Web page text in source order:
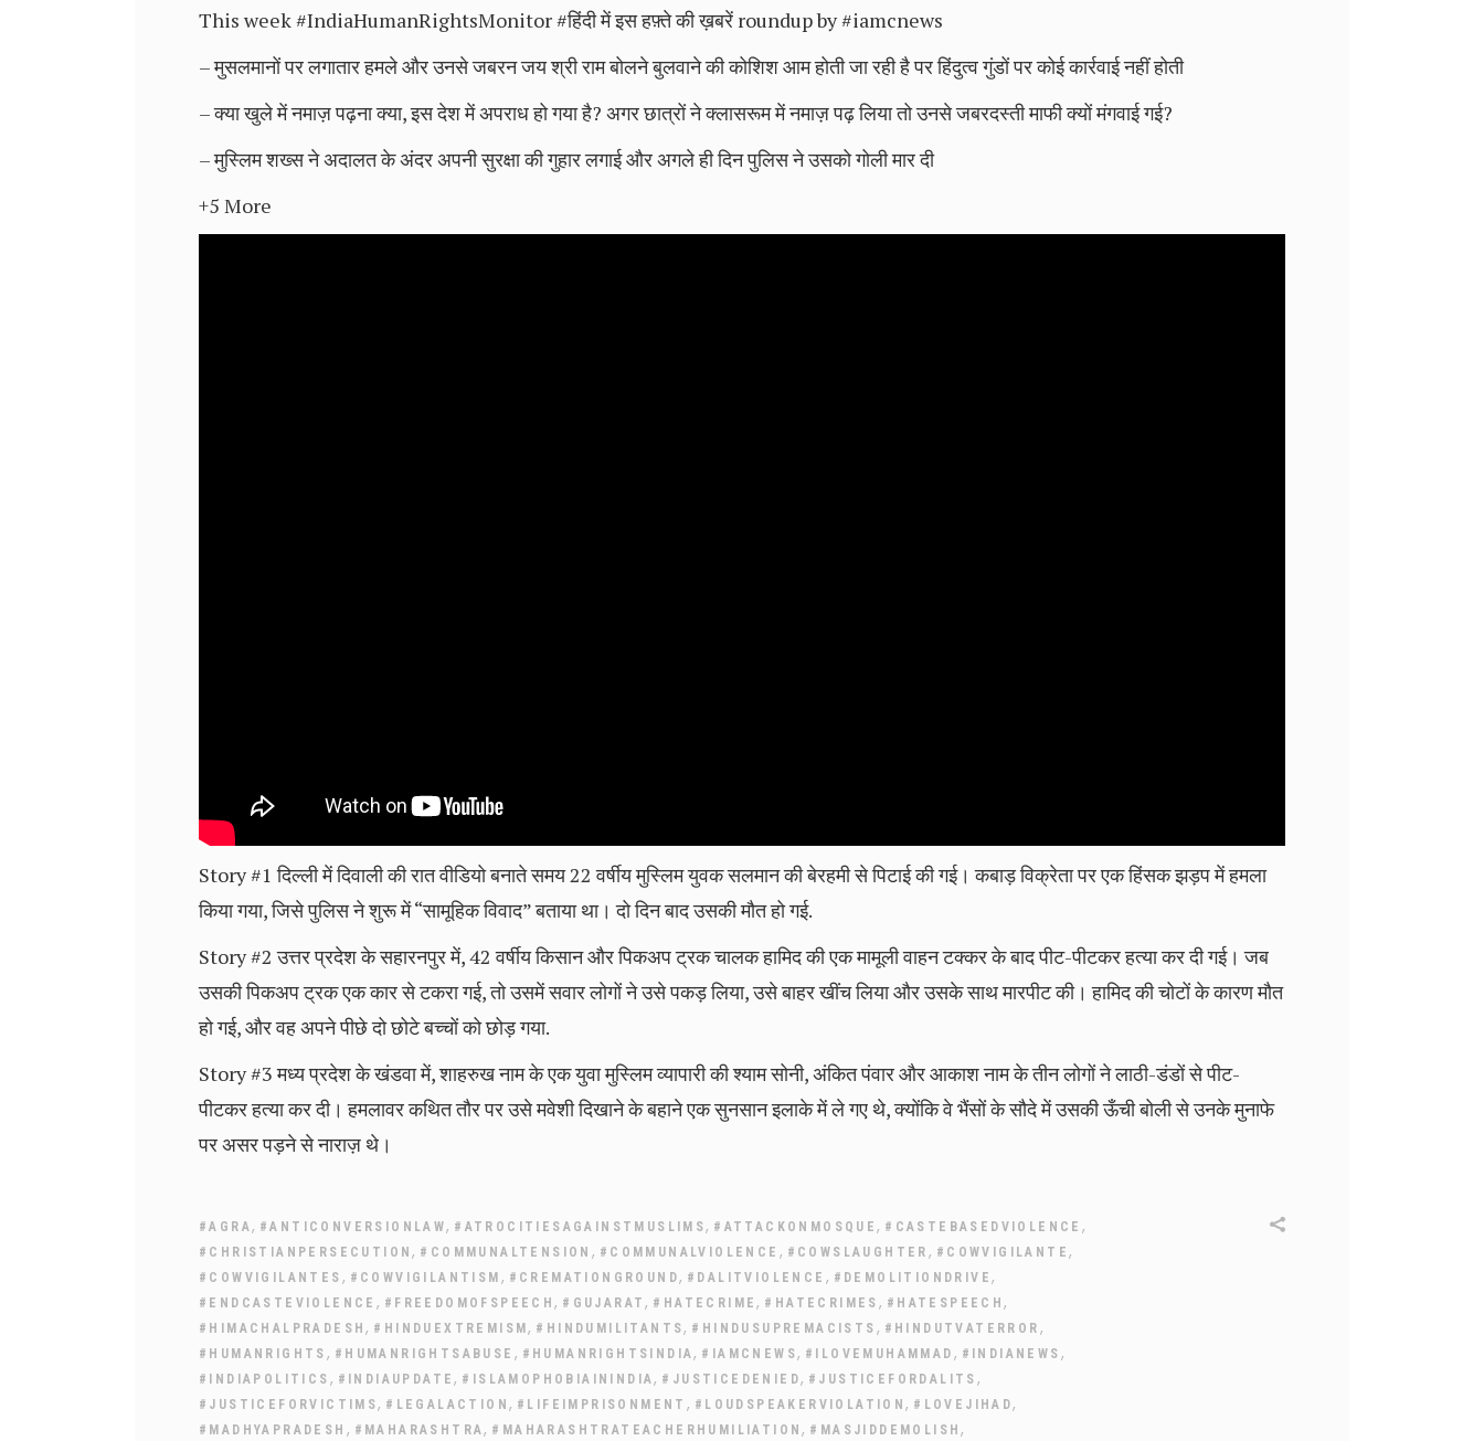
This week #IndiaHumanRightsMonitor #हिंदी में इस हफ़्ते की ख़बरें roundup by #iamcnews
– मुसलमानों पर लगातार हमले और उनसे जबरन जय श्री राम बोलने बुलवाने की कोशिश आम होती जा रही है पर हिंदुत्व गुंडों पर कोई कार्रवाई नहीं होती
– क्या खुले में नमाज़ पढ़ना क्या, इस देश में अपराध हो गया है? अगर छात्रों ने क्लासरूम में नमाज़ पढ़ लिया तो उनसे जबरदस्ती माफी क्यों मंगवाई गई?
– मुस्लिम शख्स ने अदालत के अंदर अपनी सुरक्षा की गुहार लगाई और अगले ही दिन पुलिस ने उसको गोली मार दी
+5 More
Story #1 दिल्ली में दिवाली की रात वीडियो बनाते समय 22 वर्षीय मुस्लिम युवक सलमान की बेरहमी से पिटाई की गई। कबाड़ विक्रेता पर एक हिंसक झड़प में हमला
किया गया, जिसे पुलिस ने शुरू में “सामूहिक विवाद” बताया था। दो दिन बाद उसकी मौत हो गई.
Story #2 उत्तर प्रदेश के सहारनपुर में, 42 वर्षीय किसान और पिकअप ट्रक चालक हामिद की एक मामूली वाहन टक्कर के बाद पीट-पीटकर हत्या कर दी गई। जब
उसकी पिकअप ट्रक एक कार से टकरा गई, तो उसमें सवार लोगों ने उसे पकड़ लिया, उसे बाहर खींच लिया और उसके साथ मारपीट की। हामिद की चोटों के कारण मौत
हो गई, और वह अपने पीछे दो छोटे बच्चों को छोड़ गया.
Story #3 मध्य प्रदेश के खंडवा में, शाहरुख नाम के एक युवा मुस्लिम व्यापारी की श्याम सोनी, अंकित पंवार और आकाश नाम के तीन लोगों ने लाठी-डंडों से पीट-
पीटकर हत्या कर दी। हमलावर कथित तौर पर उसे मवेशी दिखाने के बहाने एक सुनसान इलाके में ले गए थे, क्योंकि वे भैंसों के सौदे में उसकी ऊँची बोली से उनके मुनाफे
पर असर पड़ने से नाराज़ थे।
#AGRA , #ANTICONVERSIONLAW, #ATROCITIESAGAINSTMUSLIMS, #ATTACKONMOSQUE , #CASTEBASEDVIOLENCE ,
#CHRISTIANPERSECUTION , #COMMUNALTENSION , #COMMUNALVIOLENCE , #COWSLAUGHTER , #COWVIGILANTE ,
#COWVIGILANTES , #COWVIGILANTISM , #CREMATIONGROUND, #DALITVIOLENCE , #DEMOLITIONDRIVE ,
#ENDCASTEVIOLENCE , #FREEDOMOFSPEECH , #GUJARAT , #HATECRIME , #HATECRIMES , #HATESPEECH ,
#HIMACHALPRADESH , #HINDUEXTREMISM, #HINDUMILITANTS, #HINDUSUPREMACISTS , #HINDUTVATERROR ,
#HUMANRIGHTS , #HUMANRIGHTSABUSE , #HUMANRIGHTSINDIA , #IAMCNEWS, #ILOVEMUHAMMAD , #INDIANEWS ,
#INDIAPOLITICS , #INDIAUPDATE , #ISLAMOPHOBIAININDIA , #JUSTICEDENIED, #JUSTICEFORDALITS ,
#JUSTICEFORVICTIMS, #LEGALACTION , #LIFEIMPRISONMENT , #LOUDSPEAKERVIOLATION , #LOVEJIHAD,
#MADHYAPRADESH , #MAHARASHTRA , #MAHARASHTRATEACHERHUMILIATION , #MASJIDDEMOLISH ,